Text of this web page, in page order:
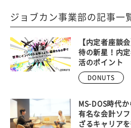
DONUTSの採用情
ジョブカン事業部の記事一
DONUTS
【内定者座談
待の新星！内
活のポイント
MS-DOS時代
有名な会計ソ
ざるキャリア